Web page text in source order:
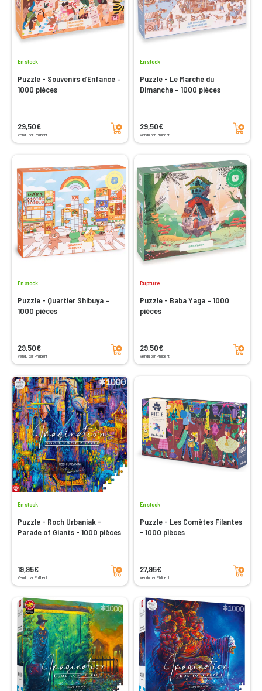
En stock
Puzzle - Souvenirs d’Enfance –
1000 pièces
29,50€
Vendu par Philibert
Ajouter au panier
En stock
Puzzle - Le Marché du
Dimanche – 1000 pièces
29,50€
Vendu par Philibert
Ajouter au panier
En stock
Puzzle - Quartier Shibuya –
1000 pièces
29,50€
Vendu par Philibert
Ajouter au panier
Rupture
Puzzle - Baba Yaga – 1000
pièces
29,50€
Vendu par Philibert
Ajouter au panier
En stock
Puzzle - Roch Urbaniak -
Parade of Giants - 1000 pièces
19,95€
Vendu par Philibert
Ajouter au panier
En stock
Puzzle - Les Comètes Filantes
- 1000 pièces
27,95€
Vendu par Philibert
Ajouter au panier